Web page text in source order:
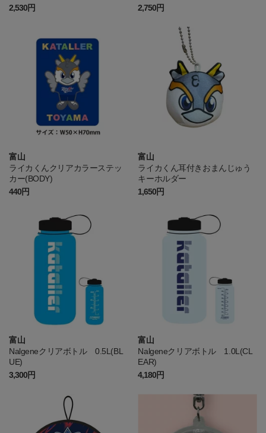
2,530円
2,750円
富山
ライカくんクリアカラーステッ
カー(BODY)
440円
富山
ライカくん耳付きおまんじゅう
キーホルダー
1,650円
富山
Nalgeneクリアボトル 0.5L(BL
UE)
3,300円
富山
Nalgeneクリアボトル 1.0L(CL
EAR)
4,180円